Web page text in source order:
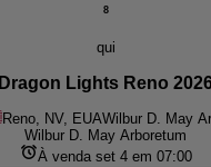
8
qui
Dragon Lights Reno
Reno, NV, EUAWilbur D. May
Wilbur D. May Arboretum
À venda set 4 em 07:00